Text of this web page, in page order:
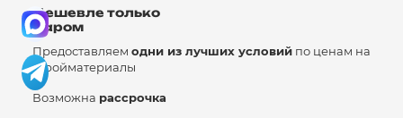
Дешевле только
даром
Предоставляем одни из лучших условий по ценам на
стройматериалы
Возможна рассрочка